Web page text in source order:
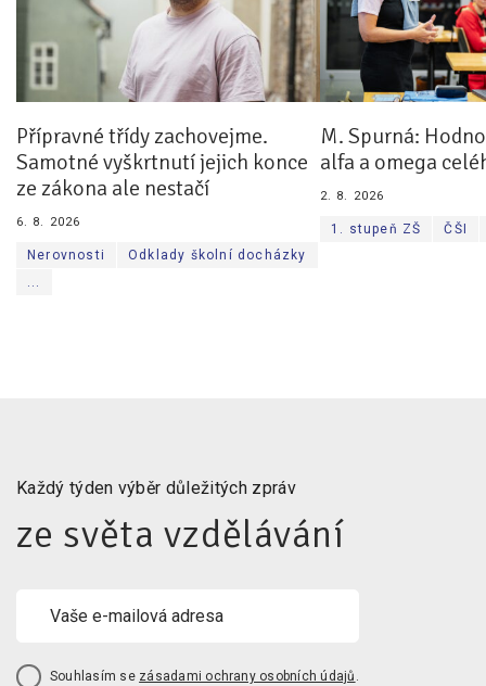
Přípravné třídy zachovejme.
Samotné vyškrtnutí jejich konce
ze zákona ale nestačí
6. 8. 2026
Nerovnosti
Odklady školní docházky
M. Spurná:
alfa a omega
2. 8. 2026
1. stupeň ZŠ ČŠI
Každý týden výběr důležitých zpráv
ze světa vzdělávání
Souhlasím se zásadami ochrany osobních údajů